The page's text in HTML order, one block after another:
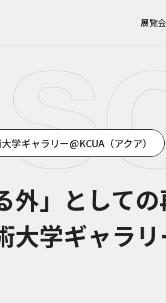
展覧会
学ギャラリー@KCUA（アクア）
外」としての
学ギャラリ